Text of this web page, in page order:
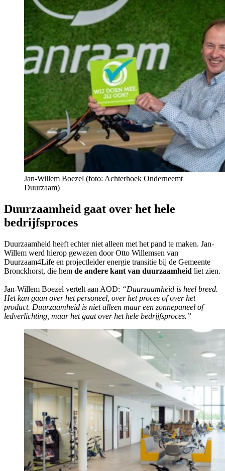
Jan-Willem Boezel (foto: Achterhoek Onderneemt
Duurzaam)
Duurzaamheid gaat over het hele
bedrijfsproces
Duurzaamheid heeft echter niet alleen met het pand te maken. Jan-
Willem werd hierop gewezen door Otto Willemsen van
Duurzaam4Life en projectleider energie transitie bij de Gemeente
Bronckhorst, die hem de andere kant van duurzaamheid liet zien.
Jan-Willem Boezel vertelt aan AOD: “Duurzaamheid is heel breed.
Het kan gaan over het personeel, over het proces of over het
product. Duurzaamheid is niet alleen maar een zonnepaneel of
ledverlichting, maar het gaat over het hele bedrijfsproces.”